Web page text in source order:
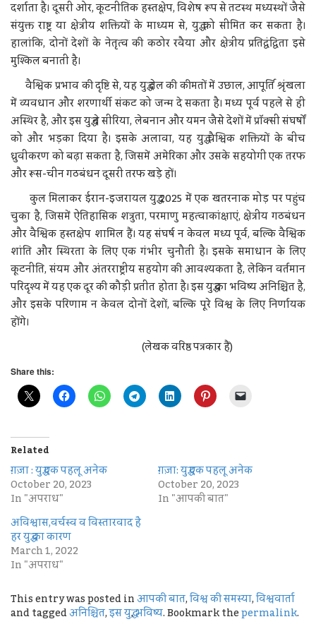
दर्शाता है। दूसरी ओर, कूटनीतिक हस्तक्षेप, विशेष रूप से तटस्थ मध्यस्थों जैसे
संयुक्त राष्ट्र या क्षेत्रीय शक्तियों के माध्यम से, युद्ध को सीमित कर सकता है।
हालांकि, दोनों देशों के नेतृत्व की कठोर रवैया और क्षेत्रीय प्रतिद्वंद्विता इसे
मुश्किल बनाती है।
वैश्विक प्रभाव की दृष्टि से, यह युद्ध तेल की कीमतों में उछाल, आपूर्ति श्रृंखला
में व्यवधान और शरणार्थी संकट को जन्म दे सकता है। मध्य पूर्व पहले से ही
अस्थिर है, और इस युद्ध ने सीरिया, लेबनान और यमन जैसे देशों में प्रॉक्सी संघर्षों
को और भड़का दिया है। इसके अलावा, यह युद्ध वैश्विक शक्तियों के बीच
ध्रुवीकरण को बढ़ा सकता है, जिसमें अमेरिका और उसके सहयोगी एक तरफ
और रूस-चीन गठबंधन दूसरी तरफ खड़े हों।
कुल मिलाकर ईरान-इजरायल युद्ध 2025 में एक खतरनाक मोड़ पर पहुंच
चुका है, जिसमें ऐतिहासिक शत्रुता, परमाणु महत्वाकांक्षाएं, क्षेत्रीय गठबंधन
और वैश्विक हस्तक्षेप शामिल हैं। यह संघर्ष न केवल मध्य पूर्व, बल्कि वैश्विक
शांति और स्थिरता के लिए एक गंभीर चुनौती है। इसके समाधान के लिए
कूटनीति, संयम और अंतरराष्ट्रीय सहयोग की आवश्यकता है, लेकिन वर्तमान
परिदृश्य में यह एक दूर की कौड़ी प्रतीत होता है। इस युद्ध का भविष्य अनिश्चित है,
और इसके परिणाम न केवल दोनों देशों, बल्कि पूरे विश्व के लिए निर्णायक
होंगे।
(लेखक वरिष्ठ पत्रकार हैं)
Share this:
Related
ग़ज़ा : युद्ध एक पहलू अनेक
October 20, 2023
In "अपराध"
ग़ज़ा: युद्ध एक पहलू अनेक
October 20, 2023
In "आपकी बात"
अविश्वास,वर्चस्व व विस्तारवाद है
हर युद्ध का कारण
March 1, 2022
In "अपराध"
This entry was posted inआपकी बात,विश्व की समस्या,विश्ववार्ता
and taggedअनिश्चित,इस युद्ध,भविष्य. Bookmark thepermalink.